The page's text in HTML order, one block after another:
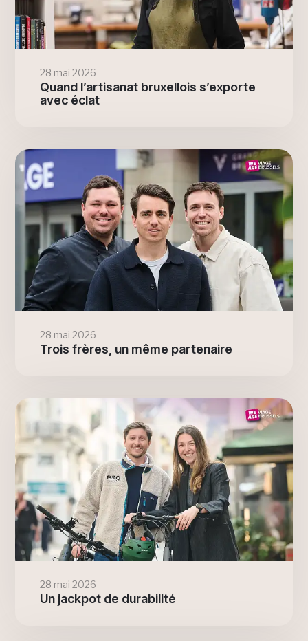
28 mai 2026
Quand l’artisanat bruxellois s’exporte
avec éclat
28 mai 2026
Trois frères, un même partenaire
28 mai 2026
Un jackpot de durabilité